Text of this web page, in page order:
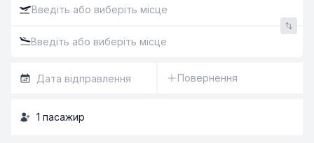
Повернення
1 пасажир